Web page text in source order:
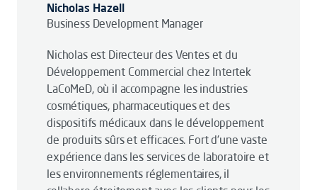
Nicholas Hazell
Business Development Manager
Nicholas est Directeur des Ventes et du
Développement Commercial chez Intertek
LaCoMeD, où il accompagne les industries
cosmétiques, pharmaceutiques et des
dispositifs médicaux dans le développement
de produits sûrs et efficaces. Fort d’une vaste
expérience dans les services de laboratoire et
les environnements réglementaires, il